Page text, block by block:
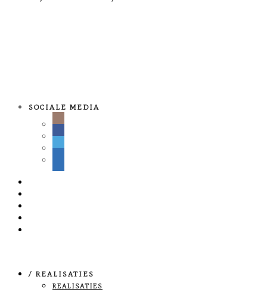
SOCIALE MEDIA
/ REALISATIES
REALISATIES